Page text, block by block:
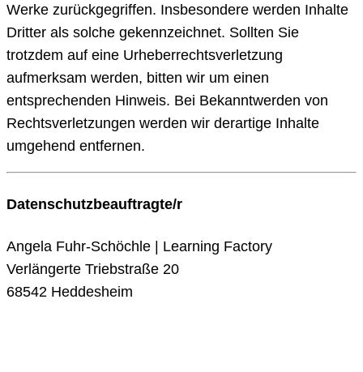
Werke zurückgegriffen. Insbesondere werden Inhalte
Dritter als solche gekennzeichnet. Sollten Sie
trotzdem auf eine Urheberrechtsverletzung
aufmerksam werden, bitten wir um einen
entsprechenden Hinweis. Bei Bekanntwerden von
Rechtsverletzungen werden wir derartige Inhalte
umgehend entfernen.
Datenschutzbeauftragte/r
Angela Fuhr-Schöchle | Learning Factory
Verlängerte Triebstraße 20
68542 Heddesheim